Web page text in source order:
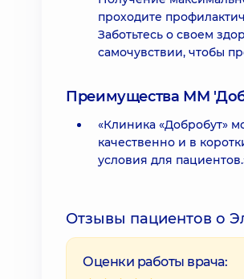
проходите
Заботьтесь о своем
самочувствии, чтобы
Преимущества ММ
«Клиника «Добробут»
качественно и в
условия для
Отзывы пациентов о
Оценки работы врача: